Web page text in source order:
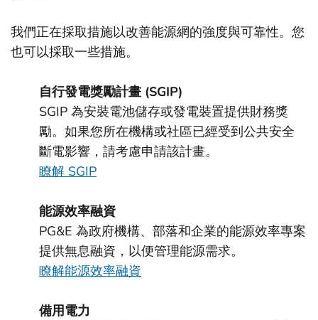
我們正在採取措施以改善能源網的強度與可靠性。您
也可以採取一些措施。
自行發電獎勵計畫 (SGIP)
SGIP 為安裝電池儲存或發電裝置提供財務獎
勵。如果您所在機構或社區已經受到公共安全
斷電影響，請考慮申請該計畫。
瞭解 SGIP
能源效率融資
PG&E 為政府機構、部落和企業的能源效率專案
提供無息融資，以便管理能源需求。
瞭解能源效率融資
備用電力